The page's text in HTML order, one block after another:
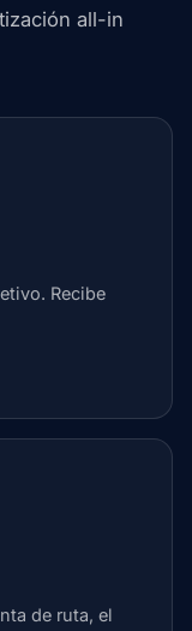
all-in
Recibe
de ruta, el